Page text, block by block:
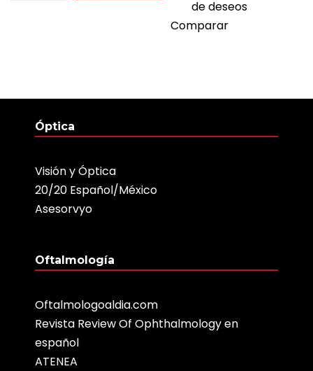
de deseos
Comparar
Óptica
Visión y Óptica
20/20 Español/México
Asesorvyo
Oftalmología
Oftalmologoaldia.com
Revista Review Of Ophthalmology en
español
ATENEA